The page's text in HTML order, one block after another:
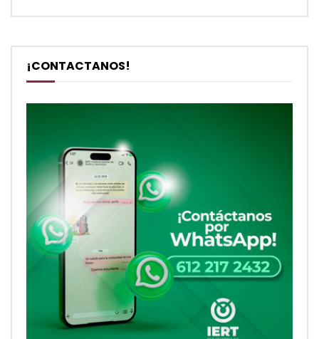
¡CONTACTANOS!